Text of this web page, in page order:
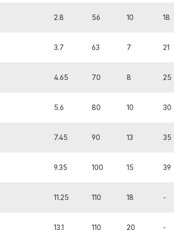
2.8 56 10 18
3.7 63 7 21
4.65 70 8 25
5.6 80 10 30
7.45 90 13 35
9.35 100 15 39
11.25 110 18 -
13.1 110 20 -